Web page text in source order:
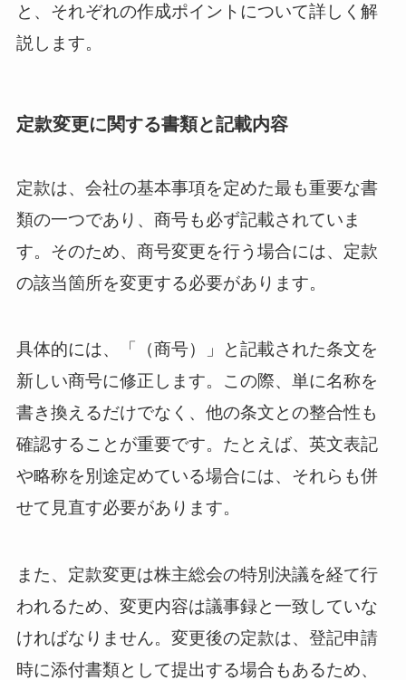
と、それぞれの作成ポイントについて詳しく解
説します。
定款変更に関する書類と記載内容
定款は、会社の基本事項を定めた最も重要な書
類の一つであり、商号も必ず記載されていま
す。そのため、商号変更を行う場合には、定款
の該当箇所を変更する必要があります。
具体的には、「（商号）」と記載された条文を
新しい商号に修正します。この際、単に名称を
書き換えるだけでなく、他の条文との整合性も
確認することが重要です。たとえば、英文表記
や略称を別途定めている場合には、それらも併
せて見直す必要があります。
また、定款変更は株主総会の特別決議を経て行
われるため、変更内容は議事録と一致していな
ければなりません。変更後の定款は、登記申請
時に添付書類として提出する場合もあるため、